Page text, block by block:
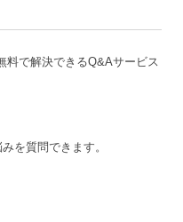
料で解決できるQ&Aサービス
を質問できます。